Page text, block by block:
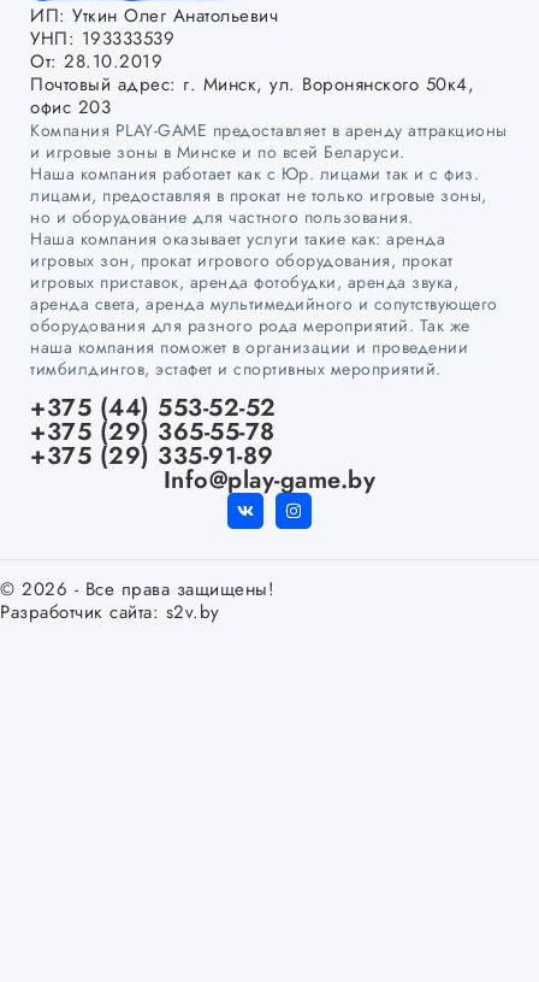
ИП: Уткин Олег Анатольевич
УНП: 193333539
От: 28.10.2019
Почтовый адрес: г. Минск, ул. Воронянского 50к4,
офис 203
Компания PLAY-GAME предоставляет в аренду аттракционы
и игровые зоны в Минске и по всей Беларуси.
Наша компания работает как с Юр. лицами так и с физ.
лицами, предоставляя в прокат не только игровые зоны,
но и оборудование для частного пользования.
Наша компания оказывает услуги такие как: аренда
игровых зон, прокат игрового оборудования, прокат
игровых приставок, аренда фотобудки, аренда звука,
аренда света, аренда мультимедийного и сопутствующего
оборудования для разного рода мероприятий. Так же
наша компания поможет в организации и проведении
тимбилдингов, эстафет и спортивных мероприятий.
+375 (44) 553-52-52
+375 (29) 365-55-78
+375 (29) 335-91-89
Info@play-game.by
© 2026 - Все права защищены!
Разработчик сайта: s2v.by